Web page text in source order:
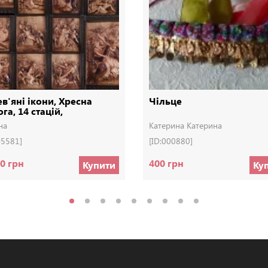
ікони, Хресна
14 стацій,
иконы
грн Купити
Чільце
Катерина Катерина
[ID:000880]
400 грн